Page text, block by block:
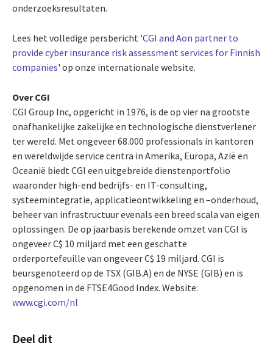
onderzoeksresultaten.
Lees het volledige persbericht 'CGI and Aon partner to
provide cyber insurance risk assessment services for Finnish
companies' op onze internationale website.
Over CGI
CGI Group Inc, opgericht in 1976, is de op vier na grootste
onafhankelijke zakelijke en technologische dienstverlener
ter wereld. Met ongeveer 68.000 professionals in kantoren
en wereldwijde service centra in Amerika, Europa, Azië en
Oceanië biedt CGI een uitgebreide dienstenportfolio
waaronder high-end bedrijfs- en IT-consulting,
systeemintegratie, applicatieontwikkeling en –onderhoud,
beheer van infrastructuur evenals een breed scala van eigen
oplossingen. De op jaarbasis berekende omzet van CGI is
ongeveer C$ 10 miljard met een geschatte
orderportefeuille van ongeveer C$ 19 miljard. CGI is
beursgenoteerd op de TSX (GIB.A) en de NYSE (GIB) en is
opgenomen in de FTSE4Good Index. Website:
www.cgi.com/nl
Deel dit